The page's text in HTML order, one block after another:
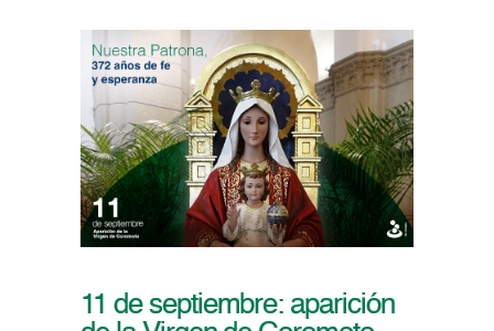
11 de septiembre: aparición